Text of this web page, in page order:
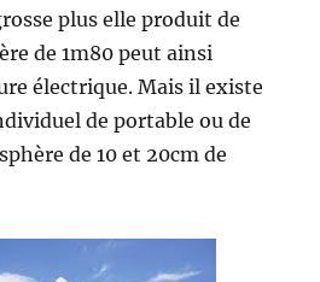
plus elle produit de
de 1m80 peut ainsi
électrique. Mais il existe
de portable ou de
de 10 et 20cm de